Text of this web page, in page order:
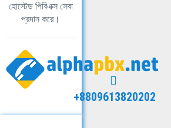
হোস্টেড পিবিএক্স সেবা
প্রদান করে।
+8809613820202